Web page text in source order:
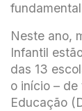
Neste ano,
Infantil
das 13
o início –
Educação